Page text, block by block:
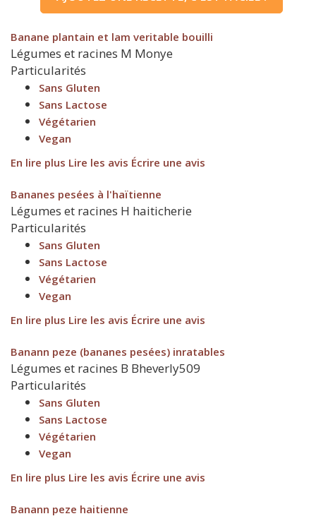
Banane plantain et lam veritable bouilli
Légumes et racines M Monye
Particularités
Sans Gluten
Sans Lactose
Végétarien
Vegan
En lire plus Lire les avis Écrire une avis
Bananes pesées à l'haïtienne
Légumes et racines H haiticherie
Particularités
Sans Gluten
Sans Lactose
Végétarien
Vegan
En lire plus Lire les avis Écrire une avis
Banann peze (bananes pesées) inratables
Légumes et racines B Bheverly509
Particularités
Sans Gluten
Sans Lactose
Végétarien
Vegan
En lire plus Lire les avis Écrire une avis
Banann peze haitienne